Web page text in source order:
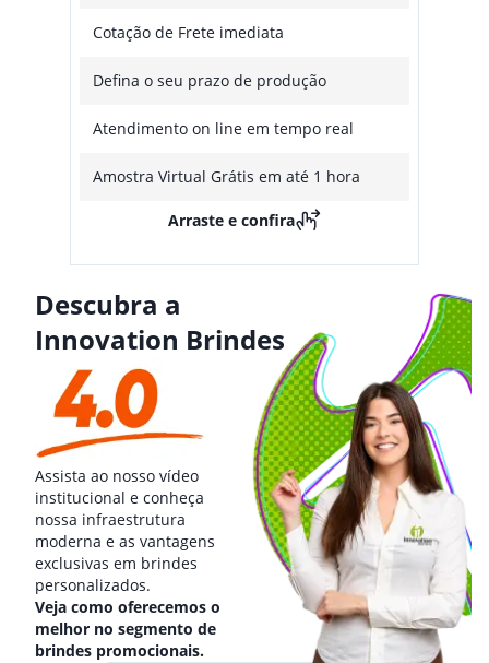
Cotação de Frete imediata
Defina o seu prazo de produção
Atendimento on line em tempo real
Amostra Virtual Grátis em até 1 hora
Arraste e confira
Descubra a
Innovation Brindes
Assista ao nosso vídeo
institucional e conheça
nossa infraestrutura
moderna e as vantagens
exclusivas em brindes
personalizados.
Veja como oferecemos o
melhor no segmento de
brindes promocionais.